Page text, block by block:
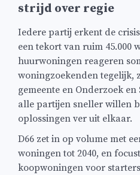
strijd over regie
Iedere partij erkent de
een tekort van ruim 45.000
huurwoningen reageren
woningzoekenden tegelijk,
gemeente en Onderzoek
alle partijen sneller willen
oplossingen ver uit elkaar.
D66 zet in op volume met
woningen tot 2040, en
koopwoningen voor